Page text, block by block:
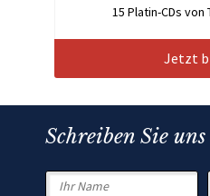
15 Platin-CDs von
Jetzt
Schreiben Sie uns